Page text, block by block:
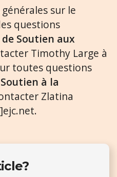
sur le
questions
de Soutien aux
Timothy Large à
toutes questions
à la
Zlatina